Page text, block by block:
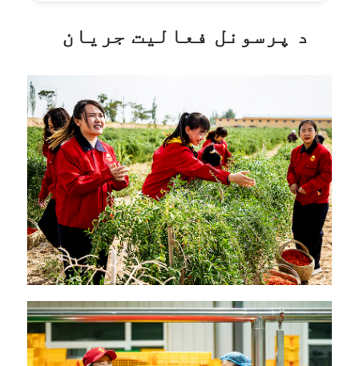
د پرسونل فعالیت جریان